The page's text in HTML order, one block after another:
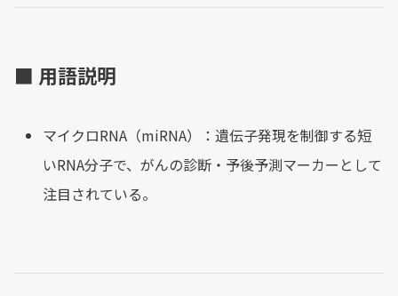
■ 用語説明
マイクロRNA（miRNA）：遺伝子発現を制御する短
いRNA分子で、がんの診断・予後予測マーカーとして
注目されている。